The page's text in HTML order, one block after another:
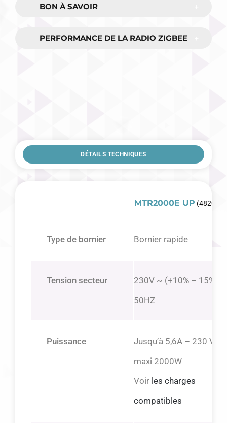
BON À SAVOIR
PERFORMANCE DE LA RADIO ZIGBEE
DÉTAILS TECHNIQUES
MTR2000E UP
Type de bornier Bornier rapide
Tension secteur
230V ~ (+10% – 15%) –
50HZ
Puissance
Jusqu’à 5,6A – 230 VAC
maxi 2000W
Voir les charges
compatibles